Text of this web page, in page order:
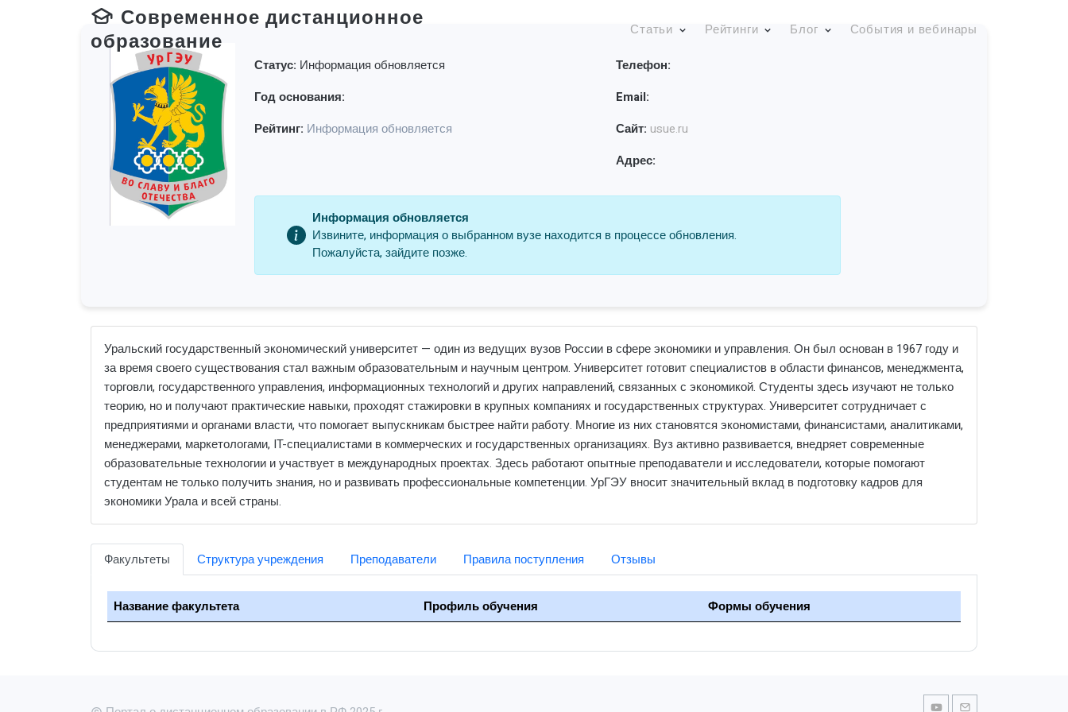
Современное дистанционное
образование
Статьи Рейтинги Блог События и вебинары
Статус: Информация обновляется
Год основания:
Рейтинг: Информация обновляется
Телефон:
Email:
Сайт: usue.ru
Адрес:
Информация обновляется
Извините, информация о выбранном вузе находится в процессе обновления.
Пожалуйста, зайдите позже.
Уральский государственный экономический университет — один из ведущих вузов России в сфере экономики и управления. Он был основан в 1967 году и
за время своего существования стал важным образовательным и научным центром. Университет готовит специалистов в области финансов, менеджмента,
торговли, государственного управления, информационных технологий и других направлений, связанных с экономикой. Студенты здесь изучают не только
теорию, но и получают практические навыки, проходят стажировки в крупных компаниях и государственных структурах. Университет сотрудничает с
предприятиями и органами власти, что помогает выпускникам быстрее найти работу. Многие из них становятся экономистами, финансистами, аналитиками,
менеджерами, маркетологами, IT-специалистами в коммерческих и государственных организациях. Вуз активно развивается, внедряет современные
образовательные технологии и участвует в международных проектах. Здесь работают опытные преподаватели и исследователи, которые помогают
студентам не только получить знания, но и развивать профессиональные компетенции. УрГЭУ вносит значительный вклад в подготовку кадров для
экономики Урала и всей страны.
Факультеты Структура учреждения Преподаватели Правила поступления Отзывы
Название факультета Профиль обучения Формы обучения